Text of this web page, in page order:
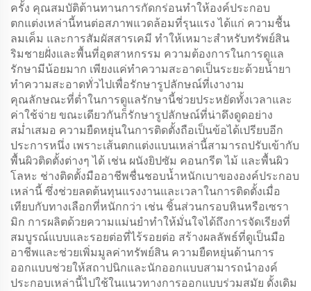
ครั้ง คุณสมบัติต้านทานการกัดกร่อนทำให้องค์ประกอบ
ตกแต่งเหล่านี้ทนต่อสภาพแวดล้อมที่รุนแรง ได้แก่ ความชื้น
ลมเค็ม และการสัมผัสสารเคมี ทำให้เหมาะสำหรับทรัพย์สิน
ริมชายฝั่งและพื้นที่อุตสาหกรรม ความต้องการในการดูแล
รักษามีน้อยมาก เพียงแค่ทำความสะอาดเป็นระยะด้วยน้ำยา
ทำความสะอาดทั่วไปเพื่อรักษารูปลักษณ์ที่เงางาม
คุณลักษณะที่ต่ำในการดูแลรักษานี้ช่วยประหยัดทั้งเวลาและ
ค่าใช้จ่าย ขณะเดียวกันก็รักษารูปลักษณ์ที่น่าดึงดูดอย่าง
สม่ำเสมอ ความยืดหยุ่นในการติดตั้งถือเป็นข้อได้เปรียบอีก
ประการหนึ่ง เพราะเส้นตกแต่งแบนเหล่านี้สามารถปรับเข้ากับ
พื้นผิวติดตั้งต่างๆ ได้ เช่น ผนังยิปซัม คอนกรีต ไม้ และพื้นผิว
โลหะ ช่างติดตั้งมืออาชีพชื่นชอบน้ำหนักเบาขององค์ประกอบ
เหล่านี้ ซึ่งช่วยลดต้นทุนแรงงานและเวลาในการติดตั้งเมื่อ
เทียบกับทางเลือกที่หนักกว่า เช่น ชิ้นส่วนกรอบหินหรือเซรา
มิก การผลิตด้วยความแม่นยำทำให้มั่นใจได้ถึงการจัดเรียงที่
สมบูรณ์แบบและรอยต่อที่ไร้รอยต่อ สร้างผลลัพธ์ที่ดูเป็นมือ
อาชีพและช่วยเพิ่มมูลค่าทรัพย์สิน ความยืดหยุ่นด้านการ
ออกแบบช่วยให้สถาปนิกและนักออกแบบสามารถนำองค์
ประกอบเหล่านี้ไปใช้ในแนวทางการออกแบบร่วมสมัย ดั้งเดิม